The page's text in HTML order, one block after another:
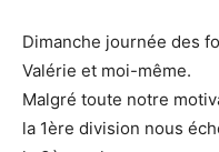
Dimanche journée des
Valérie et moi-même.
Malgré toute notre
la 1ère division nous